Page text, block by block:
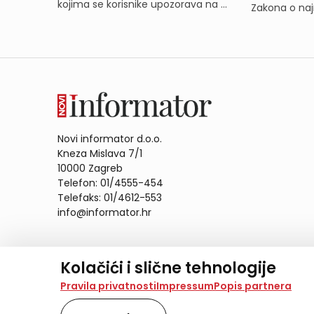
Kolačići i slične tehnologije
Na našoj web stranici koristimo kolačiće i slične
analiziramo promet na stranici te prikazujemo
također koriste ove tehnologije.
Pravila privatnostiImpressumPopis partnera
kojima se korisnike upozorava na ...
Zakona o
Novi informator d.o.o.
Kneza Mislava 7/1
10000 Zagreb
Telefon: 01/4555-454
Telefaks: 01/4612-553
info@informator.hr